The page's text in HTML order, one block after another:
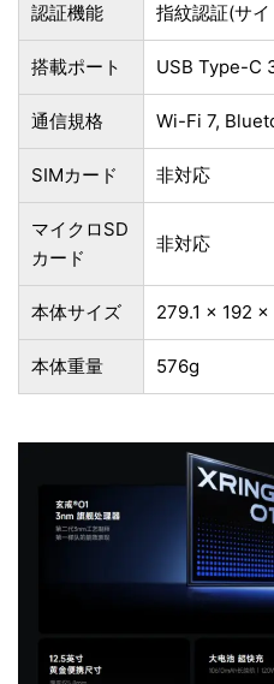
認証機能 指紋認証(サイ
搭載ポート USB Type-C
通信規格 Wi-Fi 7,
SIMカード 非対応
マイクロSD
カード
非対応
本体サイズ 279.1 x 192 x
本体重量 576g